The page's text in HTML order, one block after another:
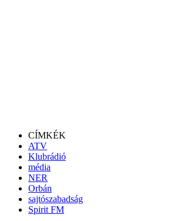
CÍMKÉK
ATV
Klubrádió
média
NER
Orbán
sajtószabadság
Spirit FM